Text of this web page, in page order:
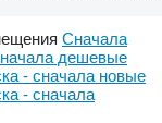
Сначала
дешевые
- сначала новые
- сначала